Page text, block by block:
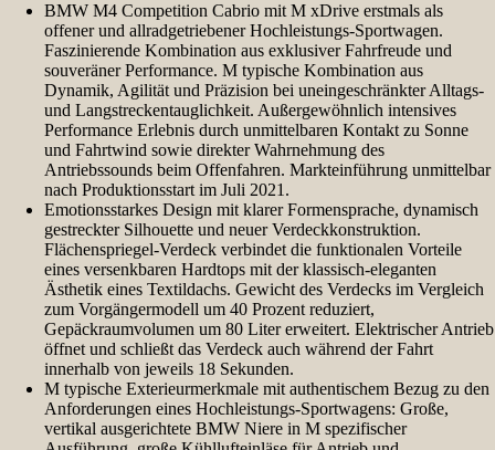
BMW M4 Competition Cabrio mit M xDrive erstmals als
offener und allradgetriebener Hochleistungs-Sportwagen.
Faszinierende Kombination aus exklusiver Fahrfreude und
souveräner Performance. M typische Kombination aus
Dynamik, Agilität und Präzision bei uneingeschränkter Alltags-
und Langstreckentauglichkeit. Außergewöhnlich intensives
Performance Erlebnis durch unmittelbaren Kontakt zu Sonne
und Fahrtwind sowie direkter Wahrnehmung des
Antriebssounds beim Offenfahren. Markteinführung unmittelbar
nach Produktionsstart im Juli 2021.
Emotionsstarkes Design mit klarer Formensprache, dynamisch
gestreckter Silhouette und neuer Verdeckkonstruktion.
Flächenspriegel-Verdeck verbindet die funktionalen Vorteile
eines versenkbaren Hardtops mit der klassisch-eleganten
Ästhetik eines Textildachs. Gewicht des Verdecks im Vergleich
zum Vorgängermodell um 40 Prozent reduziert,
Gepäckraumvolumen um 80 Liter erweitert. Elektrischer Antrieb
öffnet und schließt das Verdeck auch während der Fahrt
innerhalb von jeweils 18 Sekunden.
M typische Exterieurmerkmale mit authentischem Bezug zu den
Anforderungen eines Hochleistungs-Sportwagens: Große,
vertikal ausgerichtete BMW Niere in M spezifischer